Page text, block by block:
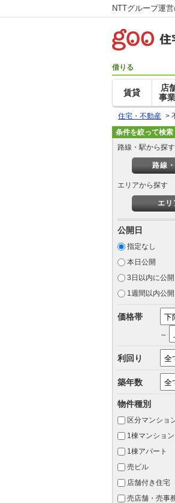
NTTグループ運
借りる
賃貸
店
事
住宅・不動産 >
条件を絞って検索
路線・駅から探す
路線
エリアから探す
エリ
公開日
指定なし
本日公開
3日以内に公開
1週間以内公開
価格帯
～
利回り
築年数
物件種別
区分マンショ
1棟マンション
1棟アパート
売ビル
店舗付き住宅
売店舗・売事